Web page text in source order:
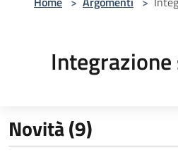
Integrazione
Novità (9)